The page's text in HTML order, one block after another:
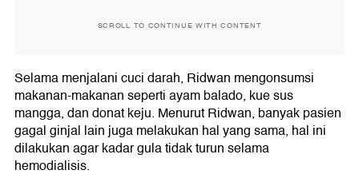
SCROLL TO CONTINUE WITH CONTENT
Selama menjalani cuci darah, Ridwan mengonsumsi
makanan-makanan seperti ayam balado, kue sus
mangga, dan donat keju. Menurut Ridwan, banyak pasien
gagal ginjal lain juga melakukan hal yang sama, hal ini
dilakukan agar kadar gula tidak turun selama
hemodialisis.